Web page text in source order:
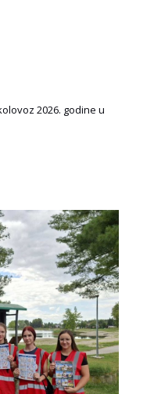
2026. godine u